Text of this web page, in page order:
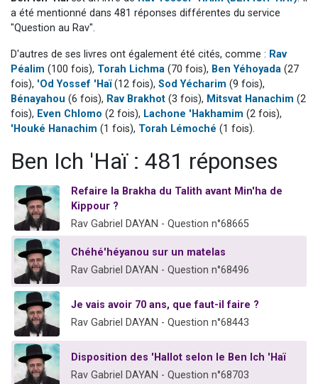
Ariel vient de donner son Maasser
Il reste 49 places pour étudier en groupe sur Zoom
Eva vient de donner son Maasser
a été mentionné dans 481 réponses différentes du service
"Question au Rav".
D'autres de ses livres ont également été cités, comme : Rav
Péalim (100 fois), Torah Lichma (70 fois), Ben Yéhoyada (27
fois), 'Od Yossef 'Haï(12 fois), Sod Yécharim (9 fois),
Bénayahou (6 fois), Rav Brakhot (3 fois), Mitsvat Hanachim (2
fois), Even Chlomo (2 fois), Lachone 'Hakhamim (2 fois),
'Houké Hanachim (1 fois), Torah Lémoché (1 fois).
Ben Ich 'Haï : 481 réponses
Refaire la Brakha du Talith avant Min'ha de
Kippour ?
Rav Gabriel DAYAN - Question n°68665
Chéhé'héyanou sur un matelas
Rav Gabriel DAYAN - Question n°68496
Je vais avoir 70 ans, que faut-il faire ?
Rav Gabriel DAYAN - Question n°68443
Disposition des 'Hallot selon le Ben Ich 'Haï
Rav Gabriel DAYAN - Question n°68703